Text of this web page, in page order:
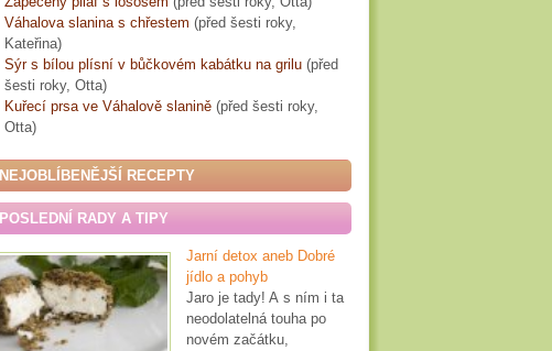
Váhalova slanina s chřestem (před šesti roky,
Kateřina)
Sýr s bílou plísní v bůčkovém kabátku na grilu (před
šesti roky, Otta)
Kuřecí prsa ve Váhalově slanině (před šesti roky,
Otta)
NEJOBLÍBENĚJŠÍ RECEPTY
POSLEDNÍ RADY A TIPY
Jarní detox aneb Dobré
jídlo a pohyb
Jaro je tady! A s ním i ta
neodolatelná touha po
novém začátku,